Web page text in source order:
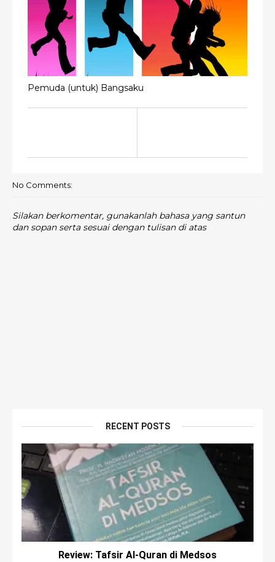
Pemuda (untuk) Bangsaku
No Comments:
Silakan berkomentar, gunakanlah bahasa yang santun
dan sopan serta sesuai dengan tulisan di atas
RECENT POSTS
Review: Tafsir Al-Quran di Medsos